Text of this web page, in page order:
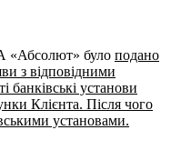
«Абсолют» було подано
з відповідними
банківські установи
Клієнта. Після чого
установами.